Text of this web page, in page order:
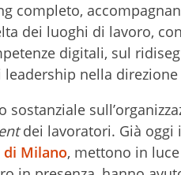
completo,
dei luoghi di lavoro,
digitali, sul
nella
dei lavoratori. Già oggi
di Milano, mettono in